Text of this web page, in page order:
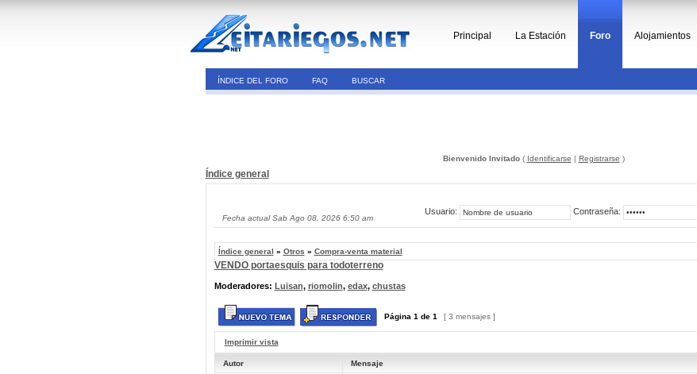
Principal La Estación Foro Alojamientos
ÍNDICE DEL FORO FAQ BUSCAR
Bienvenido Invitado( Identificarse | Registrarse )
Índice general
Fecha actual Sab Ago 08, 2026 6:50 am
Usuario: Contraseña:
Índice general » Otros » Compra-venta material
VENDO portaesquis para todoterreno
Moderadores: Luisan, riomolin, edax, chustas
Página 1 de 1 [ 3 mensajes ]
Imprimir vista
Autor Mensaje